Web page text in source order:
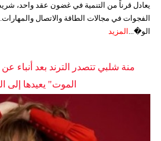
يعادل قرناً من التنمية في غضون عقد واحد،
الفجوات في مجالات الطاقة والاتصال
الو�... المزيد
منة شلبي تتصدر الترند بعد أنباء
الموت" يعيدها إلى